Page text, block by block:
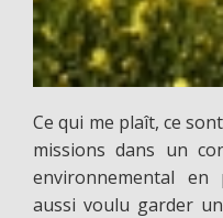
Ce qui me plaît, ce
missions dans un
environnemental en
aussi voulu garder